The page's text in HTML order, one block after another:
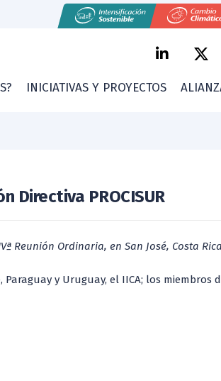
INICIATIVAS Y PROYECTOS
Directiva PROCISUR
Reunión Ordinaria, en San José, Costa
y Uruguay, el IICA; los miembros